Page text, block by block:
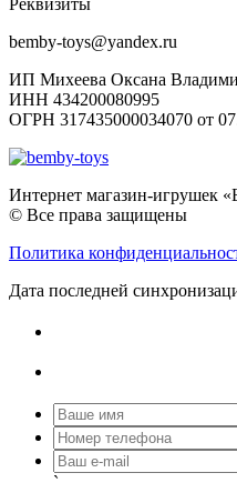
Реквизиты
bemby-toys@yandex.ru
ИП Михеева Оксана
ИНН 434200080995
ОГРН 317435000034070 от
Интернет магазин-игрушек
© Все права защищены
Политика
Дата последней
`